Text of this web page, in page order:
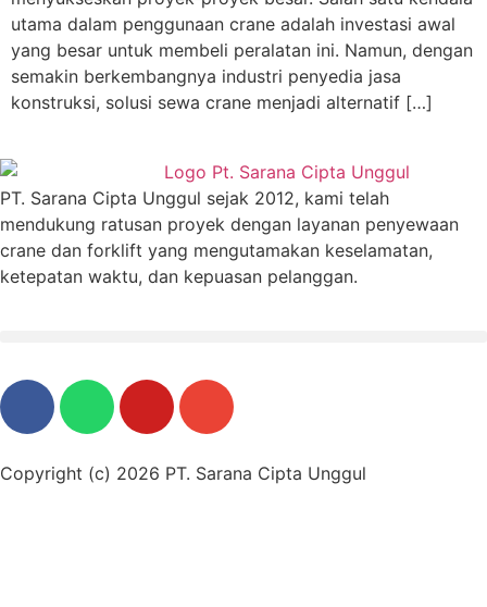
utama dalam penggunaan crane adalah investasi awal
yang besar untuk membeli peralatan ini. Namun, dengan
semakin berkembangnya industri penyedia jasa
konstruksi, solusi sewa crane menjadi alternatif […]
PT. Sarana Cipta Unggul sejak 2012, kami telah
mendukung ratusan proyek dengan layanan penyewaan
crane dan forklift yang mengutamakan keselamatan,
ketepatan waktu, dan kepuasan pelanggan.
Copyright (c) 2026 PT. Sarana Cipta Unggul